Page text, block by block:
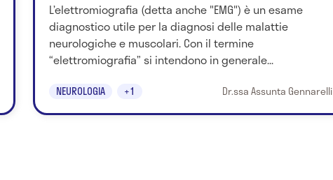
L’elettromiografia (detta anche "EMG") è un esame
diagnostico utile per la diagnosi delle malattie
neurologiche e muscolari. Con il termine
“elettromiografia” si intendono in generale...
NEUROLOGIA +1 Dr.ssa Assunta Gennarelli